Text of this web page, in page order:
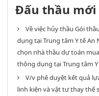
Đấu thầu mới
Về việc hủy thầu Gói
dụng tại Trung tâm Y tế An
chọn nhà thầu dự toán
thông dụng tại Trung tâm
V/v phê duyệt kết quả
linh kiện và vật tư thay thế